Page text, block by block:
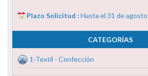
Plazo Solicitud : Hasta el 31 de
CATEGORÍAS
1-Textil - Confección